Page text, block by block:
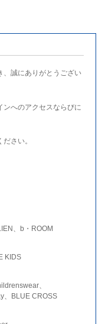
、誠にありがとうござい
ンへのアクセスならびに
さい。
、b・ROOM
KIDS
、
、BLUE CROSS